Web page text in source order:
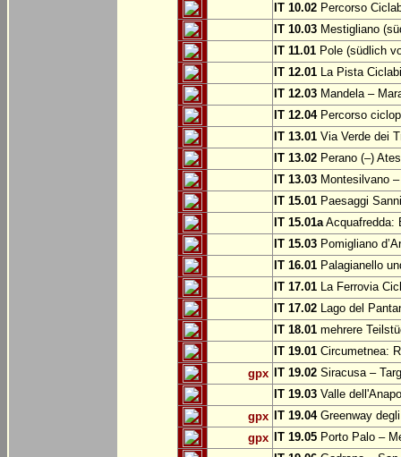
IT 10.02 Percorso
IT 10.03 Mestigliano
IT 11.01 Pole (südlich
IT 12.01 La Pista
IT 12.03 Mandela –
IT 12.04Percorso
IT 13.01 Via Verde dei
IT 13.02 Perano (–)
IT 13.03 Montesilvano
IT 15.01 Paesaggi
IT 15.01aAcquafredda:
IT 15.03 Pomigliano
IT 16.01 Palagianello
IT 17.01 La Ferrovia
IT 17.02 Lago del
IT 18.01 mehrere
IT 19.01 Circumetnea:
gpx
IT 19.02 Siracusa –
IT 19.03 Valle
gpx
IT 19.04Greenway
gpx
IT 19.05 Porto Palo –